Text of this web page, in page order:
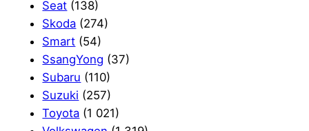
Seat (138)
Skoda (274)
Smart (54)
SsangYong (37)
Subaru (110)
Suzuki (257)
Toyota (1 021)